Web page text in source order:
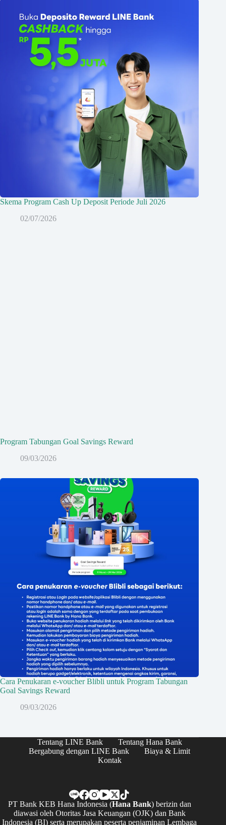
Skema Program Cash Up Deposit Periode Juli 2026
02/07/2026
Program Tabungan Goal Savings Reward
09/03/2026
Cara Penukaran e-voucher Blibli untuk Program Tabungan
Goal Savings Reward
09/03/2026
Tentang LINE Bank
Tentang Hana Bank
Bergabung dengan LINE Bank
Biaya & Limit
Kontak
PT Bank KEB Hana Indonesia (Hana Bank) berizin dan
diawasi oleh Otoritas Jasa Keuangan (OJK) dan Bank
Indonesia (BI) serta merupakan peserta penjaminan Lembaga